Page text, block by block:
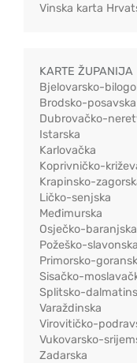
Vinska karta
KARTE ŽUPANIJA
Bjelovarsko-
Brodsko-posavska
Dubrovačko-
Istarska
Karlovačka
Koprivničko-
Krapinsko-
Ličko-senjska
Međimurska
Osječko-baranjska
Požeško-slavonska
Primorsko-
Sisačko-
Splitsko-
Varaždinska
Virovitičko-
Vukovarsko-
Zadarska